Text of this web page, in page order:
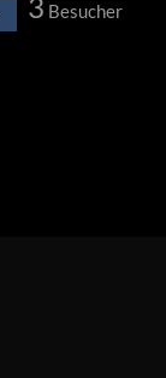
3 Besucher